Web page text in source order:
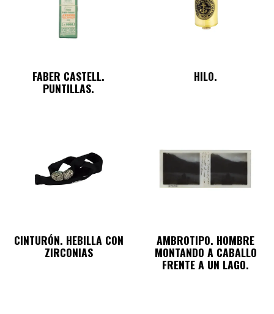
FABER CASTELL.
PUNTILLAS.
HILO.
CINTURÓN. HEBILLA CON
ZIRCONIAS
AMBROTIPO. HOMBRE
MONTANDO A CABALLO
FRENTE A UN LAGO.